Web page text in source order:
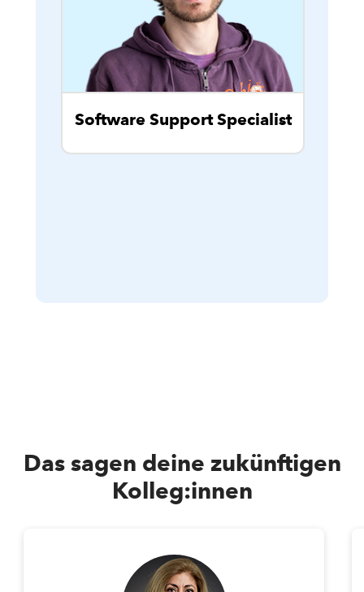
Software Support Specialist
Das sagen deine zukünftigen
Kolleg:innen